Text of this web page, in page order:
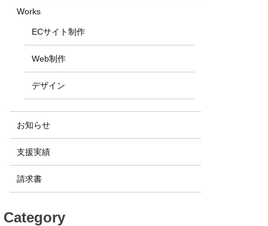
Works
ECサイト制作
Web制作
デザイン
お知らせ
支援実績
請求書
Category